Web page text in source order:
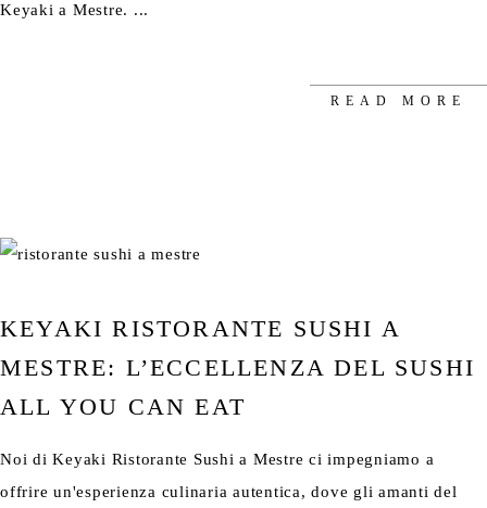
Keyaki a Mestre.
READ MORE
KEYAKI RISTORANTE SUSHI A
MESTRE: L’ECCELLENZA DEL SUSHI
ALL YOU CAN EAT
Noi di Keyaki Ristorante Sushi a Mestre ci impegniamo a
offrire un'esperienza culinaria autentica, dove gli amanti del